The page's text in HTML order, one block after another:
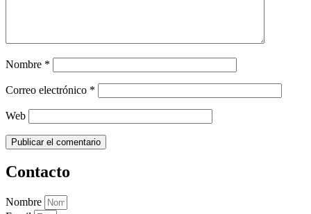
Nombre *
Correo electrónico *
Web
Contacto
Nombre